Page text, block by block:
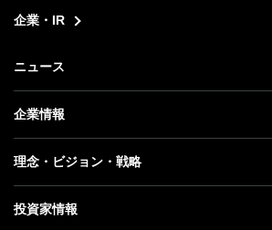
企業・IR
ニュース
ニュース トップ
プレスリリース
更新情報
企業情報
企業情報 トップ
社長メッセージ
理念・ビジョン・戦略
理念・ビジョン・戦略 トップ
投資家情報